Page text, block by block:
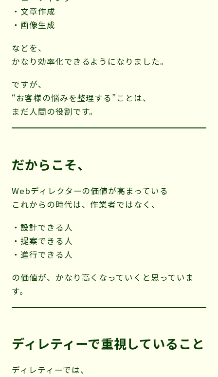
・文章作成
・画像生成
などを、
かなり効率化できるようになりました。
ですが、
“お客様の悩みを整理する”ことは、
まだ人間の役割です。
だからこそ、
Webディレクターの価値が高まっている
これからの時代は、作業者ではなく、
・設計できる人
・提案できる人
・進行できる人
の価値が、かなり高くなっていくと思っていま
す。
ディレティーで重視していること
ディレティーでは、